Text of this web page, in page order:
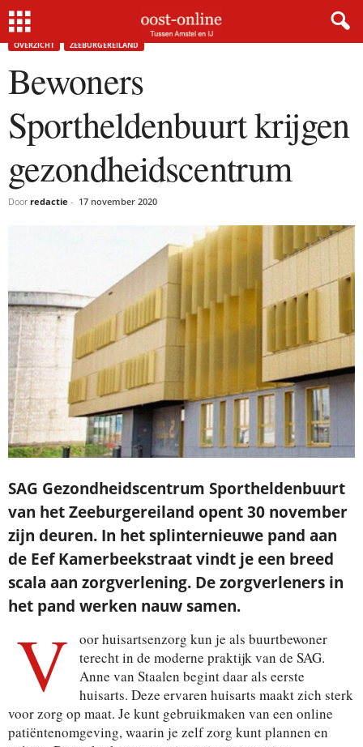
Home Bewoners Sportheldenbuurt krijgen gezondheidscentrum
OVERZICHT ZEEBURGEREILAND
Bewoners
Sportheldenbuurt krijgen
gezondheidscentrum
Door redactie - 17 november 2020
SAG Gezondheidscentrum Sportheldenbuurt
van het Zeeburgereiland opent 30 november
zijn deuren. In het splinternieuwe pand aan
de Eef Kamerbeekstraat vindt je een breed
scala aan zorgverlening. De zorgverleners in
het pand werken nauw samen.
V
oor huisartsenzorg kun je als buurtbewoner
terecht in de moderne praktijk van de SAG.
Anne van Staalen begint daar als eerste
huisarts. Deze ervaren huisarts maakt zich sterk
voor zorg op maat. Je kunt gebruikmaken van een online
patiëntenomgeving, waarin je zelf zorg kunt plannen en